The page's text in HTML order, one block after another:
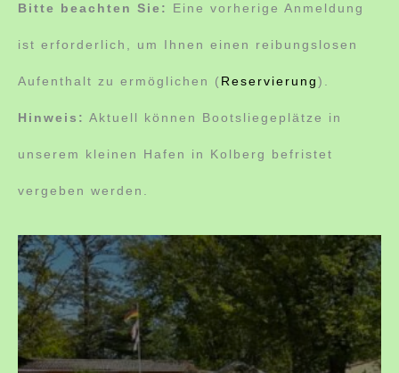
Bitte beachten Sie: Eine vorherige Anmeldung
ist erforderlich, um Ihnen einen reibungslosen
Aufenthalt zu ermöglichen ( Reservierung ).
Hinweis: Aktuell können Bootsliegeplätze in
unserem kleinen Hafen in Kolberg befristet
vergeben werden.